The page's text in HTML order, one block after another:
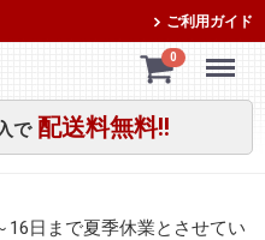
ご利用ガイド
0
で 配送料無料!!
Menu
16日まで夏季休業とさせてい